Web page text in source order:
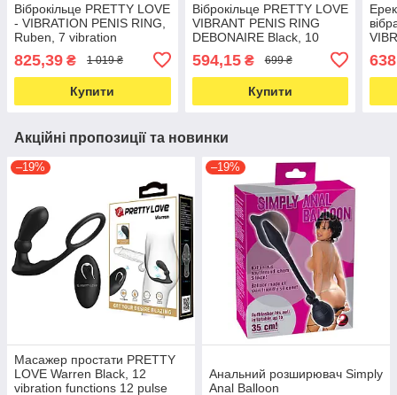
Віброкільце PRETTY LOVE
- VIBRATION PENIS RING,
Ruben, 7 vibration
825,39 ₴ 1 019 ₴
Купити
Віброкільце PRETTY LOVE
VIBRANT PENIS RING
DEBONAIRE Black, 10
594,15₴ 699 ₴
Купити
Акційні пропозиції та новинки
–19%
Масажер простати PRETTY
LOVE Warren Black, 12
vibration functions 12 pulse
–19%
Анальний розширювач Simply
Anal Balloon